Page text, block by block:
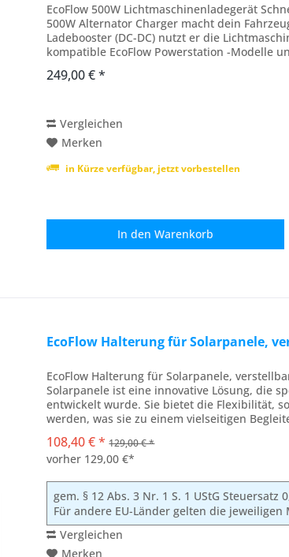
EcoFlow 500W Lichtmaschinenladegerät
500W Alternator Charger macht dein
Ladebooster (DC-DC) nutzt er die
kompatible EcoFlow Powerstation -Modelle
249,00 € *
Vergleichen
Merken
in Kürze verfügbar, jetzt vorbestellen
In den Warenkorb
EcoFlow Halterung für Solarpanele,
EcoFlow Halterung für Solarpanele,
Solarpanele ist eine innovative Lösung, die
entwickelt wurde. Sie bietet die Flexibilität,
werden, was sie zu einem vielseitigen
108,40 € * 129,00 € *
vorher 129,00 €*
gem. § 12 Abs. 3 Nr. 1 S. 1 UStG
Für andere EU-Länder gelten die jeweiligen
Vergleichen
Merken